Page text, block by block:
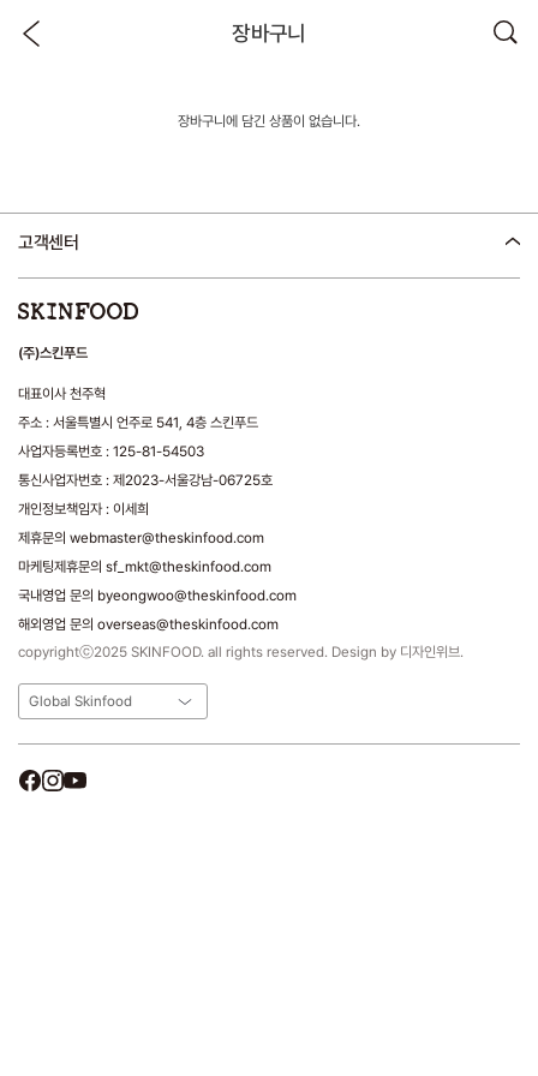
장바구니
장바구니에 담긴 상품이 없습니다.
고객센터
(주)스킨푸드
대표이사 천주혁
주소 : 서울특별시 언주로 541, 4층 스킨푸드
사업자등록번호 : 125-81-54503
통신사업자번호 : 제2023-서울강남-06725호
개인정보책임자 : 이세희
제휴문의 webmaster@theskinfood.com
마케팅제휴문의 sf_mkt@theskinfood.com
국내영업 문의 byeongwoo@theskinfood.com
해외영업 문의 overseas@theskinfood.com
copyrightⓒ2025 SKINFOOD. all rights reserved. Design by 디자인위브.
Global Skinfood